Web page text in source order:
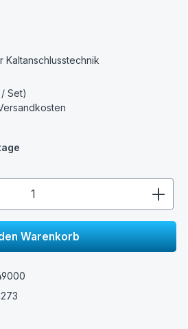
Kaltanschlusstechnik
Set)
Warenkorb